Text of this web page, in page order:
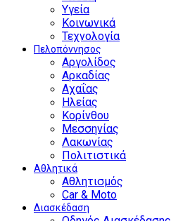
Υγεία
Κοινωνικά
Τεχνολογία
Πελοπόννησος
Αργολίδος
Αρκαδίας
Αχαΐας
Ηλείας
Κορίνθου
Μεσσηνίας
Λακωνίας
Πολιτιστικά
Αθλητικά
Αθλητισμός
Car & Moto
Διασκέδαση